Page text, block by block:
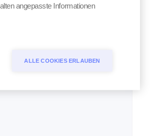
angepasste Informationen
ALLE COOKIES ERLAUBEN